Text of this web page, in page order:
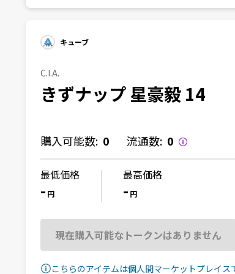
キューブ
C.I.A.
きずナップ 星豪毅 14
購入可能数: 0 流通数: 0
最低価格
- 円
最高価格
- 円
現在購入可能なトークンはありません
こちらのアイテムは個人間マーケットプレイス